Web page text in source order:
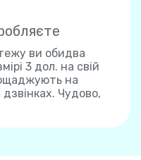
ви обидва
3 дол. на свій
на
Чудово,